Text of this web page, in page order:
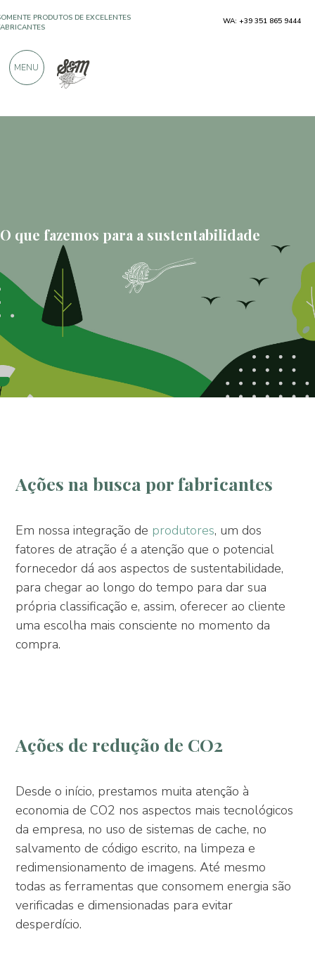
O que fazemos para a sustentabilidade
Ações na busca por fabricantes
Em nossa integração de produtores, um dos
fatores de atração é a atenção que o potencial
fornecedor dá aos aspectos de sustentabilidade,
para chegar ao longo do tempo para dar sua
própria classificação e, assim, oferecer ao cliente
uma escolha mais consciente no momento da
compra.
Ações de redução de CO2
Desde o início, prestamos muita atenção à
economia de CO2 nos aspectos mais tecnológicos
da empresa, no uso de sistemas de cache, no
salvamento de código escrito, na limpeza e
redimensionamento de imagens. Até mesmo
todas as ferramentas que consomem energia são
verificadas e dimensionadas para evitar
desperdício.
DE 900 AVALIAÇÕES POSITIVAS WA: +39 351 865 9444
MENU